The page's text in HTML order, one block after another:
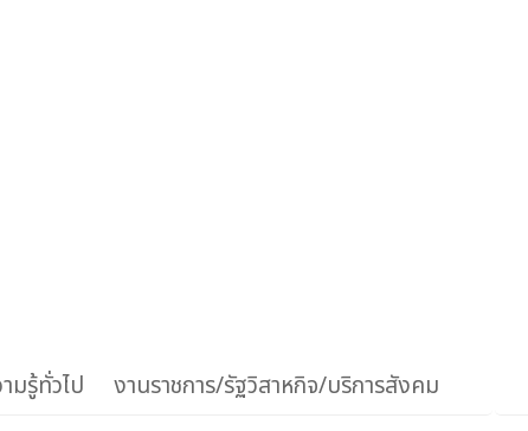
มรู้ทั่วไป งานราชการ/รัฐวิสาหกิจ/บริการสังคม